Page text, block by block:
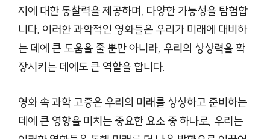
지에 대한 통찰력을 제공하며, 다양한 가능성을 탐험합
니다. 이러한 과학적인 영화들은 우리가 미래에 대비하
는 데에 큰 도움을 줄 뿐만 아니라, 우리의 상상력을 확
장시키는 데에도 큰 역할을 합니다.
영화 속 과학 고증은 우리의 미래를 상상하고 준비하는
데에 큰 영향을 미치는 중요한 요소 중 하나로, 우리는